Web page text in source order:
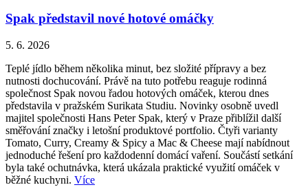
Spak představil nové hotové omáčky
5. 6. 2026
Teplé jídlo během několika minut, bez složité přípravy a bez
nutnosti dochucování. Právě na tuto potřebu reaguje rodinná
společnost Spak novou řadou hotových omáček, kterou dnes
představila v pražském Surikata Studiu. Novinky osobně uvedl
majitel společnosti Hans Peter Spak, který v Praze přiblížil další
směřování značky i letošní produktové portfolio. Čtyři varianty
Tomato, Curry, Creamy & Spicy a Mac & Cheese mají nabídnout
jednoduché řešení pro každodenní domácí vaření. Součástí setkání
byla také ochutnávka, která ukázala praktické využití omáček v
běžné kuchyni. Více